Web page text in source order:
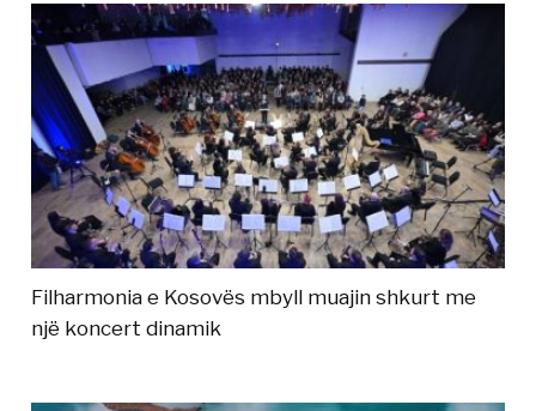
Filharmonia e Kosovës mbyll muajin shkurt me
një koncert dinamik